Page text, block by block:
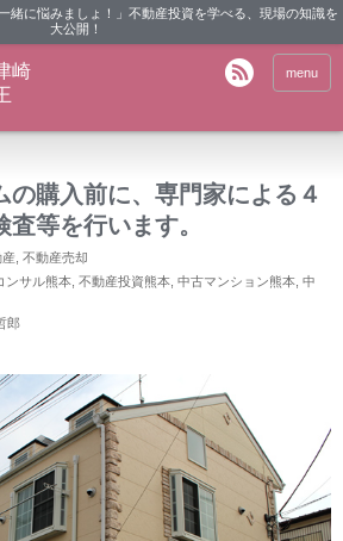
緒に悩みましょ！」不動産投資を学べる、現場の知識を
大公開！
崎
menu
の購入前に、専門家による４
等を行います。
不動産売却
ンサル熊本 不動産投資熊本 中古マンション熊本 中
郎